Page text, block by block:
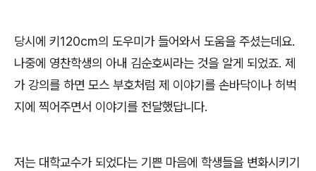
당시에 키120cm의 도우미가 들어와서 도움을 주셨는데요.
나중에 영찬학생의 아내 김순호씨라는 것을 알게 되었죠. 제
가 강의를 하면 모스 부호처럼 제 이야기를 손바닥이나 허벅
지에 찍어주면서 이야기를 전달했답니다.
저는 대학교수가 되었다는 기쁜 마음에 학생들을 변화시키기